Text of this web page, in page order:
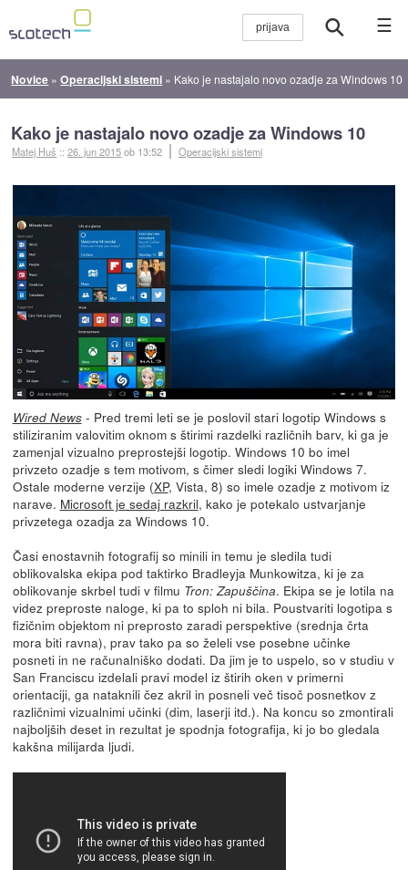
☰
Novice »Operacijski sistemi » Kako je nastajalo novo ozadje za Windows 10
Kako je nastajalo novo ozadje za Windows 10
Matej Huš ::26. jun 2015ob 13:52 Operacijski sistemi
Wired News- Pred tremi leti se je poslovil stari logotip Windows s
stiliziranim valovitim oknom s štirimi razdelki različnih barv, ki ga je
zamenjal vizualno preprostejši logotip. Windows 10 bo imel
privzeto ozadje s tem motivom, s čimer sledi logiki Windows 7.
Ostale moderne verzije (XP, Vista, 8) so imele ozadje z motivom iz
narave. Microsoft je sedaj razkril, kako je potekalo ustvarjanje
privzetega ozadja za Windows 10.
Časi enostavnih fotografij so minili in temu je sledila tudi
oblikovalska ekipa pod taktirko Bradleyja Munkowitza, ki je za
oblikovanje skrbel tudi v filmu Tron: Zapuščina. Ekipa se je lotila na
videz preproste naloge, ki pa to sploh ni bila. Poustvariti logotipa s
fizičnim objektom ni preprosto zaradi perspektive (srednja črta
mora biti ravna), prav tako pa so želeli vse posebne učinke
posneti in ne računalniško dodati. Da jim je to uspelo, so v studiu v
San Franciscu izdelali pravi model iz štirih oken v primerni
orientaciji, ga nataknili čez akril in posneli več tisoč posnetkov z
različnimi vizualnimi učinki (dim, laserji itd.). Na koncu so zmontirali
najboljših deset in rezultat je spodnja fotografija, ki jo bo gledala
kakšna milijarda ljudi.